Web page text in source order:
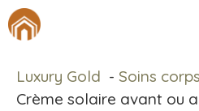
Aller
au
Luxury Gold
Soins corps
Crème solaire avant ou